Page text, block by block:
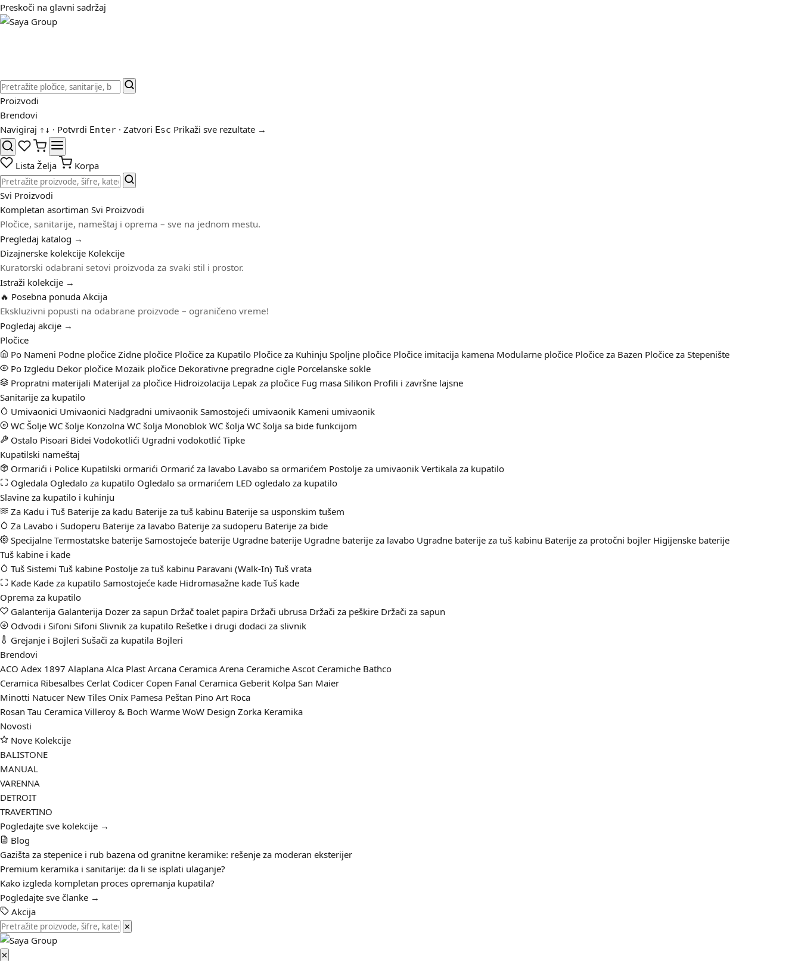
Preskoči na glavni sadržaj
Proizvodi
Brendovi
Navigiraj ↑ ↓ · Potvrdi Enter · Zatvori Esc Prikaži sve rezultate →
Lista Želja Korpa
Svi Proizvodi
Kompletan asortiman Svi Proizvodi
Pločice, sanitarije, nameštaj i oprema – sve na jednom mestu.
Pregledaj katalog →
Dizajnerske kolekcije Kolekcije
Kuratorski odabrani setovi proizvoda za svaki stil i prostor.
Istraži kolekcije →
🔥 Posebna ponuda Akcija
Ekskluzivni popusti na odabrane proizvode – ograničeno vreme!
Pogledaj akcije →
Pločice
Po Nameni Podne pločice Zidne pločice Pločice za Kupatilo Pločice za Kuhinju Spoljne pločice Pločice imitacija kamena Modularne pločice Pločice za Bazen Pločice za Stepenište
Po Izgledu Dekor pločice Mozaik pločice Dekorativne pregradne cigle Porcelanske sokle
Propratni materijali Materijal za pločice Hidroizolacija Lepak za pločice Fug masa Silikon Profili i završne lajsne
Sanitarije za kupatilo
Umivaonici Umivaonici Nadgradni umivaonik Samostojeći umivaonik Kameni umivaonik
WC Šolje WC šolje Konzolna WC šolja Monoblok WC šolja WC šolja sa bide funkcijom
Ostalo Pisoari Bidei Vodokotlići Ugradni vodokotlić Tipke
Kupatilski nameštaj
Ormarići i Police Kupatilski ormarići Ormarić za lavabo Lavabo sa ormarićem Postolje za umivaonik Vertikala za kupatilo
Ogledala Ogledalo za kupatilo Ogledalo sa ormarićem LED ogledalo za kupatilo
Slavine za kupatilo i kuhinju
Za Kadu i Tuš Baterije za kadu Baterije za tuš kabinu Baterije sa usponskim tušem
Za Lavabo i Sudoperu Baterije za lavabo Baterije za sudoperu Baterije za bide
Specijalne Termostatske baterije Samostojeće baterije Ugradne baterije Ugradne baterije za lavabo Ugradne baterije za tuš kabinu Baterije za protočni bojler Higijenske baterije
Tuš kabine i kade
Tuš Sistemi Tuš kabine Postolje za tuš kabinu Paravani (Walk-In) Tuš vrata
Kade Kade za kupatilo Samostojeće kade Hidromasažne kade Tuš kade
Oprema za kupatilo
Galanterija Galanterija Dozer za sapun Držač toalet papira Držači ubrusa Držači za peškire Držači za sapun
Odvodi i Sifoni Sifoni Slivnik za kupatilo Rešetke i drugi dodaci za slivnik
Grejanje i Bojleri Sušači za kupatila Bojleri
Brendovi
ACO Adex 1897 Alaplana Alca Plast Arcana Ceramica Arena Ceramiche Ascot Ceramiche Bathco
Ceramica Ribesalbes Cerlat Codicer Copen Fanal Ceramica Geberit Kolpa San Maier
Minotti Natucer New Tiles Onix Pamesa Peštan Pino Art Roca
Rosan Tau Ceramica Villeroy & Boch Warme WoW Design Zorka Keramika
Novosti
Nove Kolekcije
BALISTONE
MANUAL
VARENNA
DETROIT
TRAVERTINO
Pogledajte sve kolekcije →
Blog
Gazišta za stepenice i rub bazena od granitne keramike: rešenje za moderan eksterijer
Premium keramika i sanitarije: da li se isplati ulaganje?
Kako izgleda kompletan proces opremanja kupatila?
Pogledajte sve članke →
Akcija
✕
✕